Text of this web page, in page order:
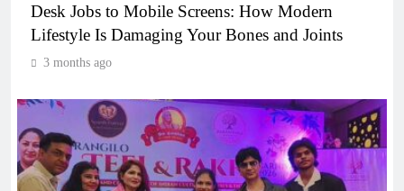
Desk Jobs to Mobile Screens: How Modern
Lifestyle Is Damaging Your Bones and Joints
3 months ago